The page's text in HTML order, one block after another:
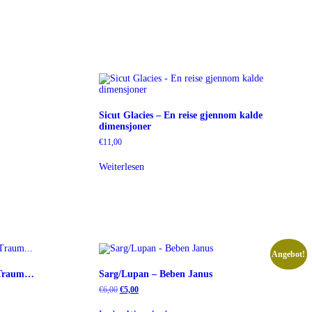
Sicut Glacies – En reise gjennom kalde
dimensjoner
€11,00
Weiterlesen
Angebot!
Sarg/Lupan – Beben Janus
€6,00 Ursprünglicher
€5,00Aktueller